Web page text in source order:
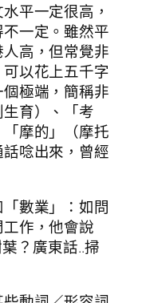
平一定很高，
一定。雖然平
高，但常覺非
以花上五千字
極端，簡稱非
育）、「考
摩的」（摩托
唸出來，曾經
數業」：如問
作，他會說
？廣東話..掃